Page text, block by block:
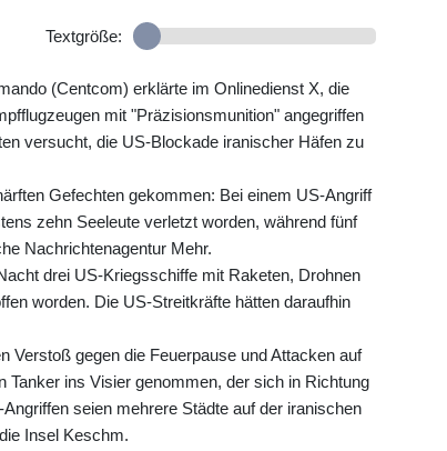
Textgröße:
(Centcom) erklärte im Onlinedienst X, die
mit "Präzisionsmunition" angegriffen
versucht, die US-Blockade iranischer Häfen zu
Gefechten gekommen: Bei einem US-Angriff
zehn Seeleute verletzt worden, während fünf
Nachrichtenagentur Mehr.
drei US-Kriegsschiffe mit Raketen, Drohnen
worden. Die US-Streitkräfte hätten daraufhin
Verstoß gegen die Feuerpause und Attacken auf
Tanker ins Visier genommen, der sich in Richtung
seien mehrere Städte auf der iranischen
Insel Keschm.